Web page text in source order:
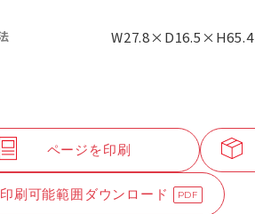
W27.8×D16.5×H65.4
ページを印刷
印刷可能範囲ダウンロード